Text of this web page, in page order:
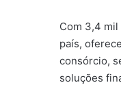
Com 3,4
país,
consórcio,
soluções